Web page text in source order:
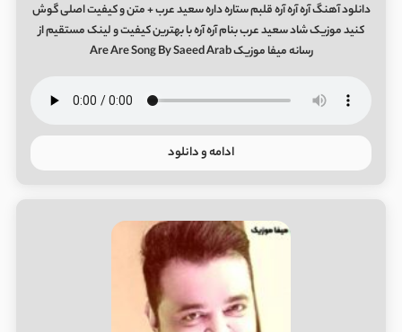
دانلود آهنگ آره آره آره قلبم ستاره داره سعید عرب + متن و کیفیت اصلی گوش
کنید موزیک شاد سعید عرب بنام آره آره با بهترین کیفیت و لینک مستقیم از
رسانه میفا موزیک Are Are Song By Saeed Arab
ادامه و دانلود